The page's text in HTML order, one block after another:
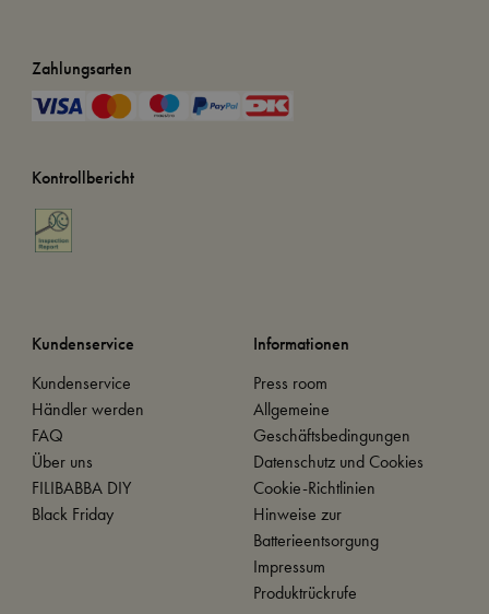
Zahlungsarten
Kontrollbericht
Kundenservice
Kundenservice
Händler werden
FAQ
Über uns
FILIBABBA DIY
Black Friday
Informationen
Press room
Allgemeine
Geschäftsbedingungen
Datenschutz und Cookies
Cookie-Richtlinien
Hinweise zur
Batterieentsorgung
Impressum
Produktrückrufe